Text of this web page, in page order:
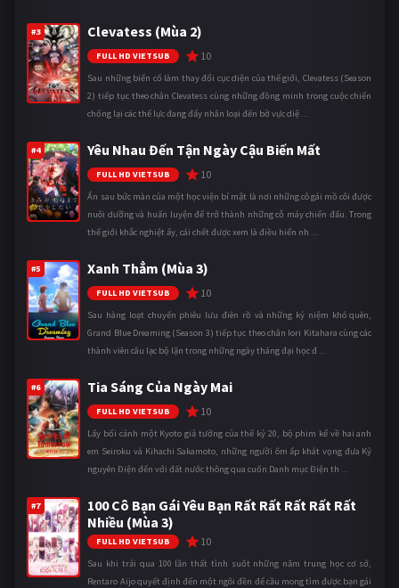
#3 Clevatess (Mùa 2)
FULL HD VIETSUB 10
Sau những biến cố làm thay đổi cục diện của thế giới, Clevatess (Season
2) tiếp tục theo chân Clevatess cùng những đồng minh trong cuộc chiến
chống lại các thế lực đang đẩy nhân loại đến bờ vực diệ ...
#4 Yêu Nhau Đến Tận Ngày Cậu Biến Mất
FULL HD VIETSUB 10
Ẩn sau bức màn của một học viện bí mật là nơi những cô gái mồ côi được
nuôi dưỡng và huấn luyện để trở thành những cỗ máy chiến đấu. Trong
thế giới khắc nghiệt ấy, cái chết được xem là điều hiển nh ...
#5 Xanh Thẳm (Mùa 3)
FULL HD VIETSUB 10
Sau hàng loạt chuyến phiêu lưu điên rồ và những kỷ niệm khó quên,
Grand Blue Dreaming (Season 3) tiếp tục theo chân Iori Kitahara cùng các
thành viên câu lạc bộ lặn trong những ngày tháng đại học đ ...
#6 Tia Sáng Của Ngày Mai
FULL HD VIETSUB 10
Lấy bối cảnh một Kyoto giả tưởng của thế kỷ 20, bộ phim kể về hai anh
em Seiroku và Kihachi Sakamoto, những người ôm ấp khát vọng đưa Kỷ
nguyên Điện đến với đất nước thông qua cuốn Danh mục Điện th ...
#7
100 Cô Bạn Gái Yêu Bạn Rất Rất Rất Rất Rất
Nhiều (Mùa 3)
FULL HD VIETSUB 10
Sau khi trải qua 100 lần thất tình suốt những năm trung học cơ sở,
Rentaro Aijo quyết định đến một ngôi đền để cầu mong tìm được bạn gái